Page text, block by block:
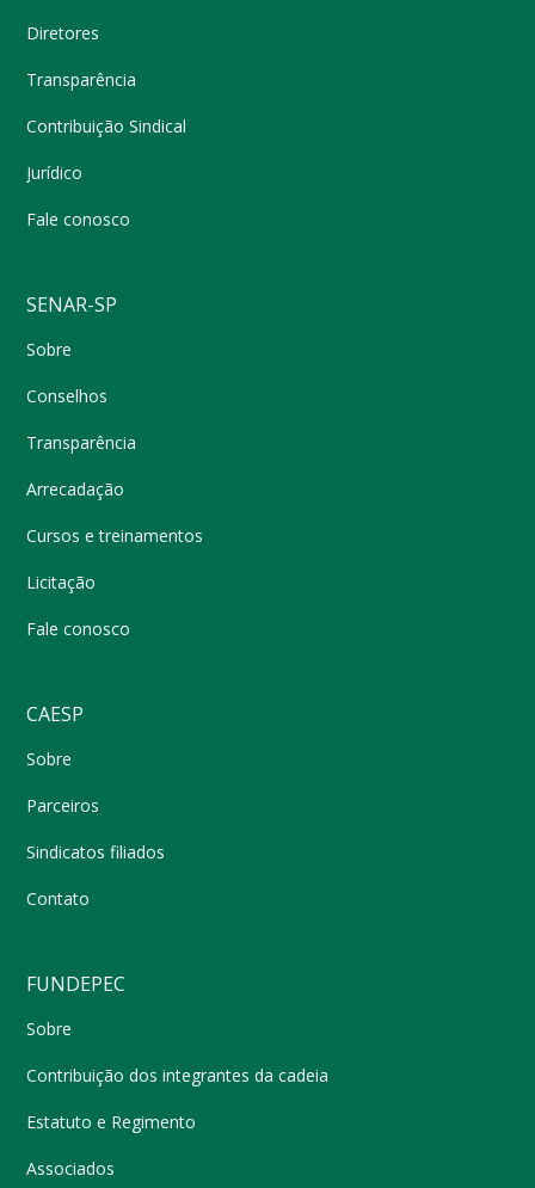
Diretores
Transparência
Contribuição Sindical
Jurídico
Fale conosco
SENAR-SP
Sobre
Conselhos
Transparência
Arrecadação
Cursos e treinamentos
Licitação
Fale conosco
CAESP
Sobre
Parceiros
Sindicatos filiados
Contato
FUNDEPEC
Sobre
Contribuição dos integrantes da cadeia
Estatuto e Regimento
Associados